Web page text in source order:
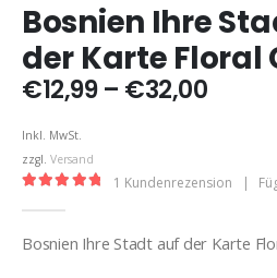
Bosnien Ihre
der Karte Floral
€12,99 – €32,00
Inkl. MwSt.
zzgl. Versand
1 Kundenrezension |
Bosnien Ihre Stadt auf der Karte